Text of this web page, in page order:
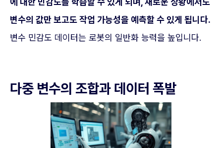
변수의 값만 보고도 작업 가능성을 예측할 수 있게 됩니다.
변수 민감도 데이터는 로봇의 일반화 능력을 높입니다.
다중 변수의 조합과 데이터 폭발